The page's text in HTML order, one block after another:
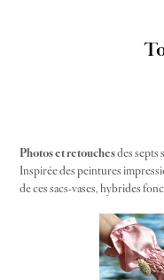
Photos et retouchesdes septs
Inspirée des peintures
de ces sacs-vases, hybrides